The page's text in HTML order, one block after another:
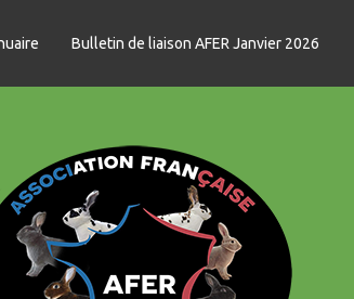
Bulletin de liaison AFER Janvier 2026